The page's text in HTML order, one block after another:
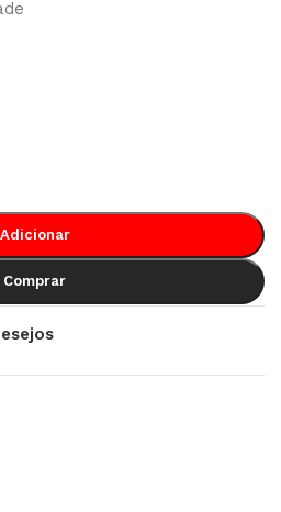
Adicionar
Comprar